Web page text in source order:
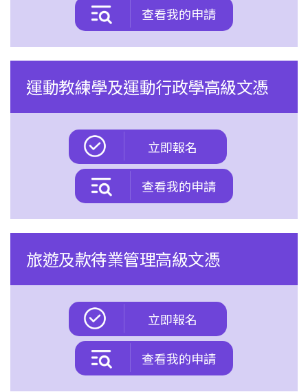
查看我的申請
運動教練學及運動行政學高級文憑
立即報名
查看我的申請
旅遊及款待業管理高級文憑
立即報名
查看我的申請